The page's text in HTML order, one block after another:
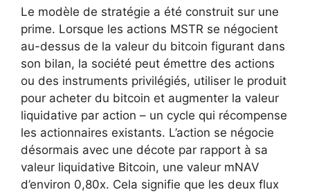
Le modèle de stratégie a été construit sur une
prime. Lorsque les actions MSTR se négocient
au-dessus de la valeur du bitcoin figurant dans
son bilan, la société peut émettre des actions
ou des instruments privilégiés, utiliser le produit
pour acheter du bitcoin et augmenter la valeur
liquidative par action – un cycle qui récompense
les actionnaires existants. L’action se négocie
désormais avec une décote par rapport à sa
valeur liquidative Bitcoin, une valeur mNAV
d’environ 0,80x. Cela signifie que les deux flux